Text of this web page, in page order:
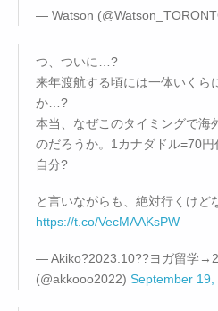
— Watson
つ、ついに…?
来年渡航する頃には一体いくら
か…?
本当、なぜこのタイミングで海
のだろうか。1カナダドル=70
自分?
と言いながらも、絶対行くけど
https://t.co/VecMAAKsPW
— Akiko?2023.10??ヨガ留学
(@akkooo2022) September 19,